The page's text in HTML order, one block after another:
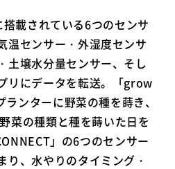
搭載されている6つのセンサ
温センサー・外湿度センサ
土壌水分量センサー、そし
リにデータを転送。「grow
ンターに野菜の種を蒔き、
菜の種類と種を蒔いた日を
」の6つのセンサー
り、水やりのタイミング・